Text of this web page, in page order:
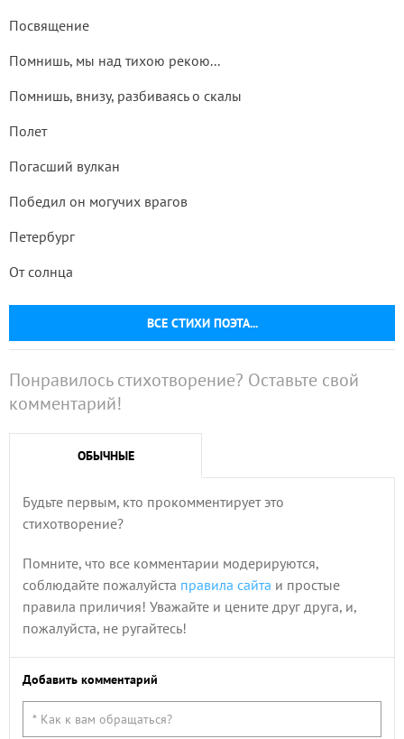
ВСЕ СТИХИ ПОЭТА...
Посвящение
Помнишь, мы над тихою рекою...
Помнишь, внизу, разбиваясь о скалы
Полет
Погасший вулкан
Победил он могучих врагов
Петербург
От солнца
Понравилось стихотворение? Оставьте свой
комментарий!
ОБЫЧНЫЕ
Будьте первым, кто прокомментирует это
стихотворение?
Помните, что все комментарии модерируются,
соблюдайте пожалуйста правила сайта и простые
правила приличия! Уважайте и цените друг друга, и,
пожалуйста, не ругайтесь!
Добавить комментарий